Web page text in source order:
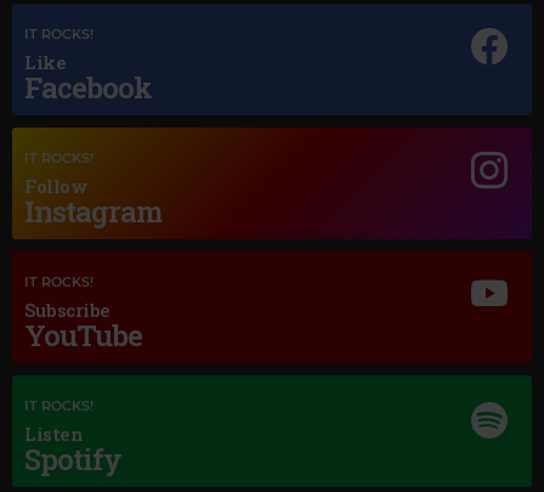
Magic Jazz
NAT KING COLE UNFORGETTABLE
IT ROCKS!
Like
Facebook
IT ROCKS!
Follow
Instagram
IT ROCKS!
Subscribe
YouTube
IT ROCKS!
Listen
Spotify